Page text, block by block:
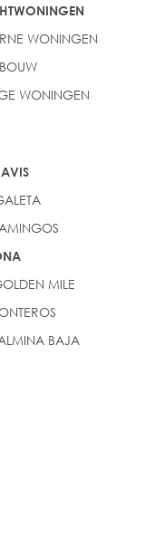
WONINGEN
WONINGEN
MILE
BAJA